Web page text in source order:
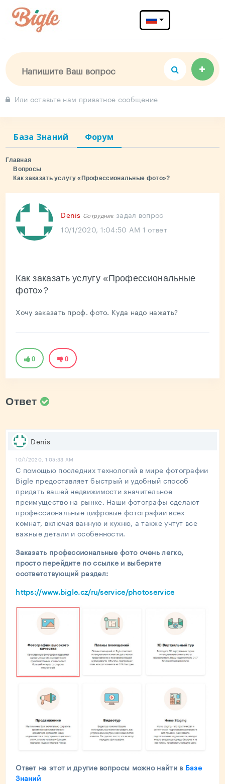
Или оставьте нам приватное сообщение
База Знаний Форум
Главная
Вопросы
Как заказать услугу «Профессиональные фото»?
Denis Сотрудник задал вопрос
10/1/2020, 1:04:50 AM 1 ответ
Как заказать услугу «Профессиональные
фото»?
Хочу заказать проф. фото. Куда надо нажать?
0 0
Ответ
Denis
10/1/2020, 1:05:33 AM
C помощью последних технологий в мире фотографии
Bigle предоставляет быстрый и удобный способ
придать вашей недвижимости значительное
преимущество на рынке. Наши фотографы сделают
профессиональные цифровые фотографии всех
комнат, включая ванную и кухню, а также учтут все
важные детали и особенности.
Заказать профессиональные фото очень легко,
просто перейдите по ссылке и выберите
соответствующий раздел:
https://www.bigle.cz/ru/service/photoservice
Ответ на этот и другие вопросы можно найти в Базе
Знаний